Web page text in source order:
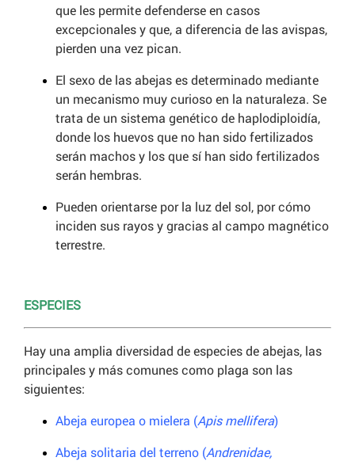
que les permite defenderse en casos
excepcionales y que, a diferencia de las avispas,
pierden una vez pican.
El sexo de las abejas es determinado mediante
un mecanismo muy curioso en la naturaleza. Se
trata de un sistema genético de haplodiploidía,
donde los huevos que no han sido fertilizados
serán machos y los que sí han sido fertilizados
serán hembras.
Pueden orientarse por la luz del sol, por cómo
inciden sus rayos y gracias al campo magnético
terrestre.
ESPECIES
Hay una amplia diversidad de especies de abejas, las
principales y más comunes como plaga son las
siguientes:
Abeja europea o mielera (Apis mellifera)
Abeja solitaria del terreno (Andrenidae,